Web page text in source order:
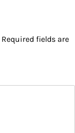
Required fields are